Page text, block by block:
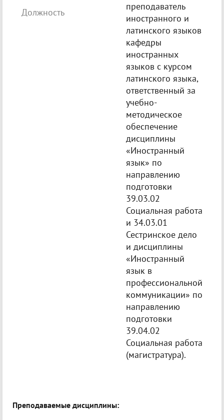
Должность
преподаватель
иностранного и
латинского языков
кафедры
иностранных
языков с курсом
латинского языка,
ответственный за
учебно-
методическое
обеспечение
дисциплины
«Иностранный
язык» по
направлению
подготовки
39.03.02
Социальная работа
и 34.03.01
Сестринское дело
и дисциплины
«Иностранный
язык в
профессиональной
коммуникации» по
направлению
подготовки
39.04.02
Социальная работа
(магистратура).
Преподаваемые дисциплины: